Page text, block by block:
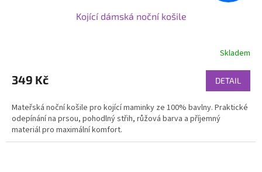
Kojící dámská noční košile
Skladem
349 Kč DETAIL
Mateřská noční košile pro kojící maminky ze 100% bavlny. Praktické
odepínání na prsou, pohodlný střih, růžová barva a příjemný
materiál pro maximální komfort.